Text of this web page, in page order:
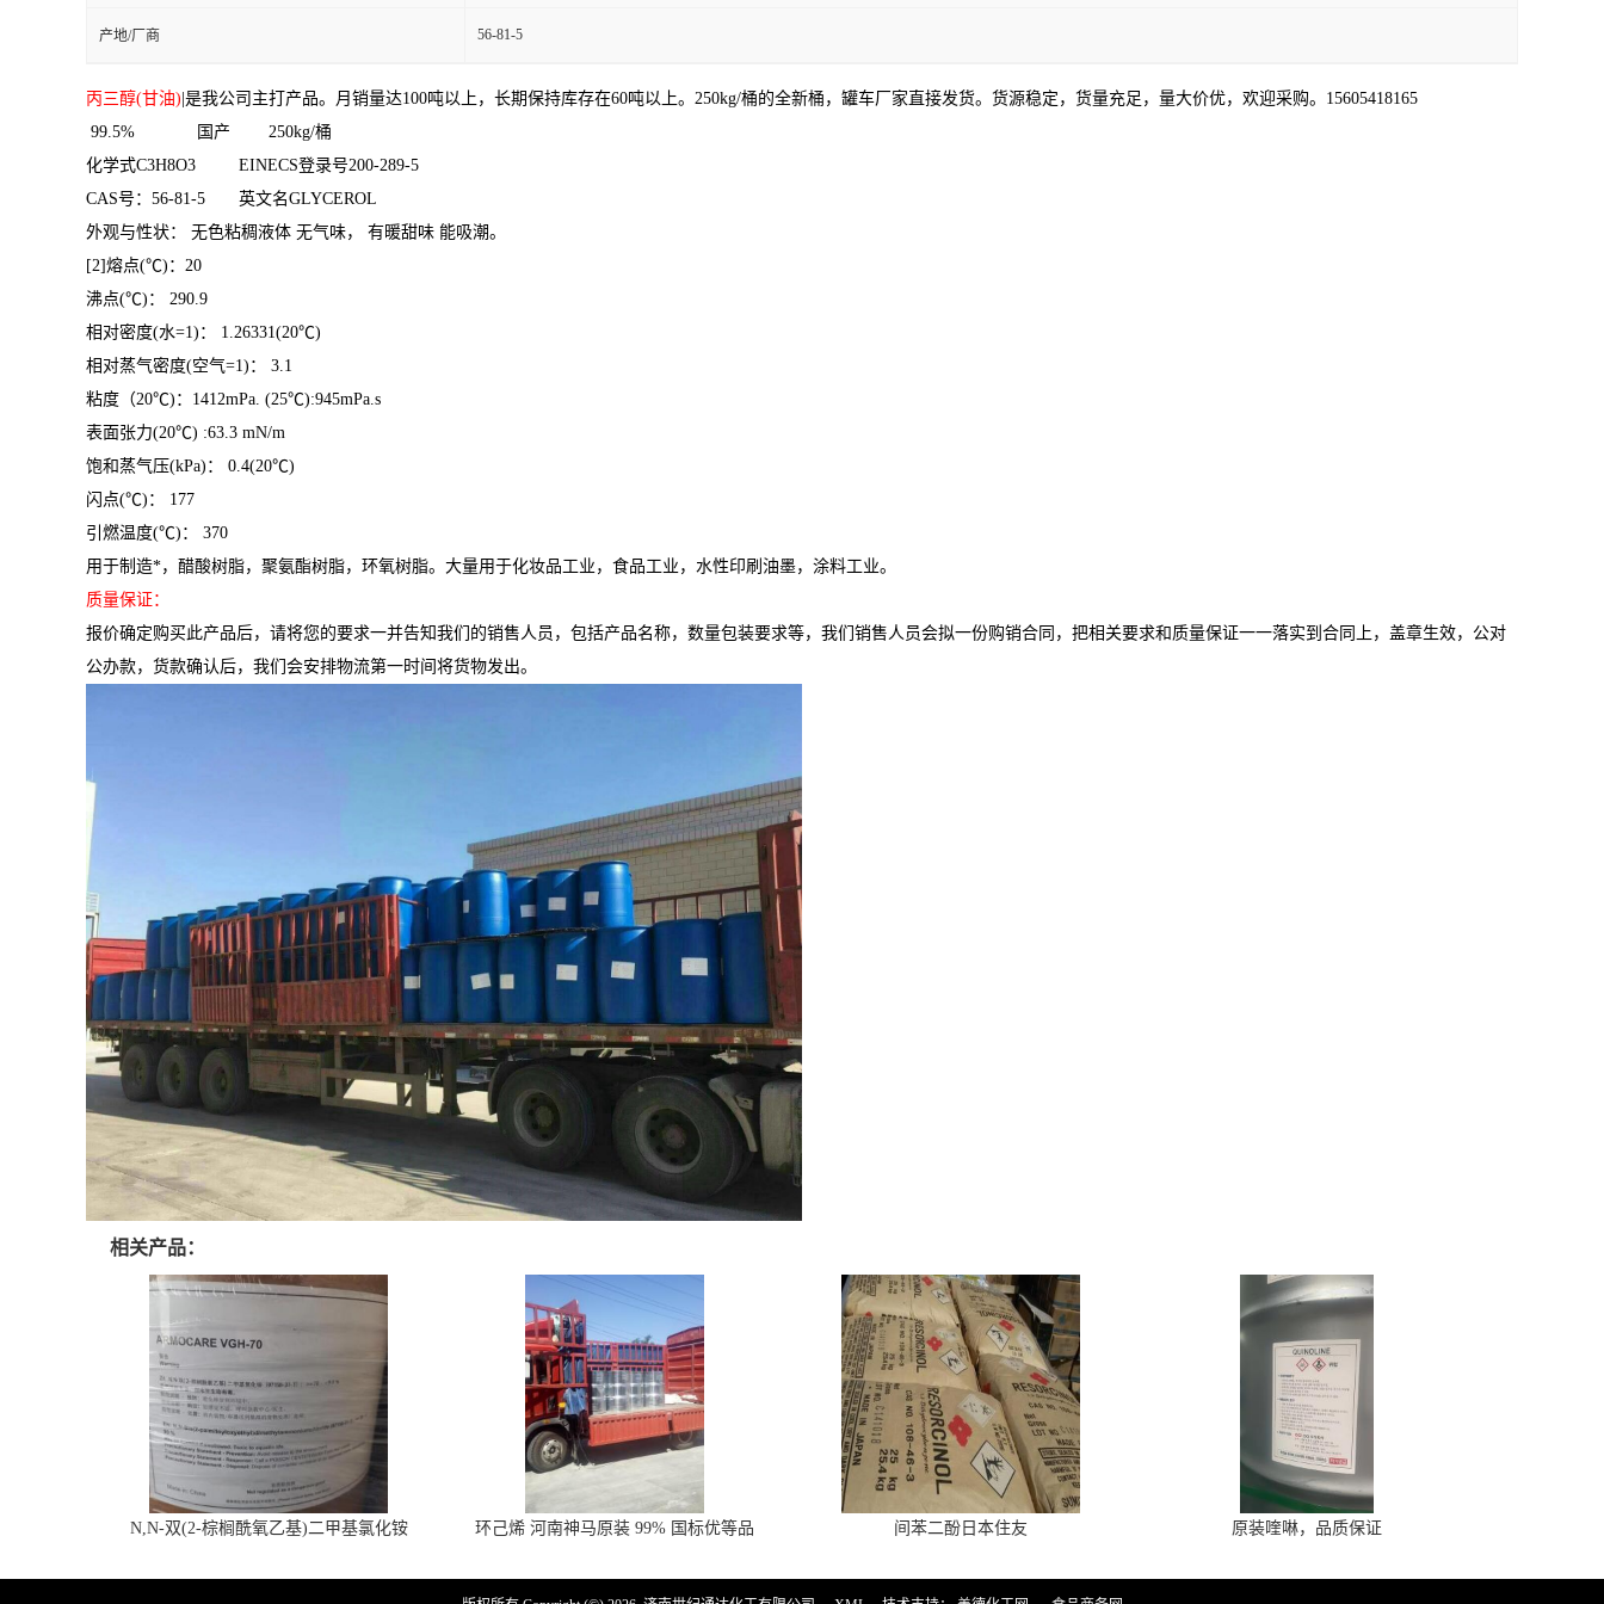
产地/厂商 56-81-5
丙三醇(甘油) |是我公司主打产品。月销量达100吨以上，长期保持库存在60吨以上。250kg/桶的全新桶，罐车厂家直接发货。货源稳定，货量充足，量大价优，欢迎采购。15605418165
99.5% 国产 250kg/桶
化学式C3H8O3 EINECS登录号200-289-5
CAS号：56-81-5 英文名GLYCEROL
外观与性状： 无色粘稠液体 无气味， 有暖甜味 能吸潮。
[2]熔点(℃)：20
沸点(℃)： 290.9
相对密度(水=1)： 1.26331(20℃)
相对蒸气密度(空气=1)： 3.1
粘度（20℃)：1412mPa. (25℃):945mPa.s
表面张力(20℃) :63.3 mN/m
饱和蒸气压(kPa)： 0.4(20℃)
闪点(℃)： 177
引燃温度(℃)： 370
用于制造*，醋酸树脂，聚氨酯树脂，环氧树脂。大量用于化妆品工业，食品工业，水性印刷油墨，涂料工业。
质量保证：
报价确定购买此产品后，请将您的要求一并告知我们的销售人员，包括产品名称，数量包装要求等，我们销售人员会拟一份购销合同，把相关要求和质量保证一一落实到合同上，盖章生效，公对
公办款，货款确认后，我们会安排物流第一时间将货物发出。
相关产品：
N,N-双(2-棕榈酰氧乙基)二甲基氯化铵 环己烯 河南神马原装 99% 国标优等品 间苯二酚日本住友 原装喹啉，品质保证